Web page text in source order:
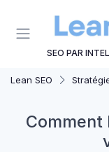
SEO PAR
Lean SEO